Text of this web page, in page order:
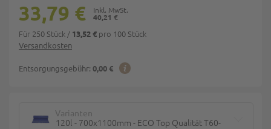
Versandkosten
Entsorgungsgebühr: 0,00 €
40,21 €
33,79 €
Für 250 Stück / 13,52 € pro 100 Stück
Varianten
120l - 700x1100mm - ECO Top Qualität T60-